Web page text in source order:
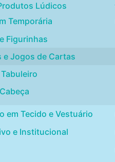
Lúdicos
Temporária
Figurinhas
e Jogos de Cartas
em Tecido e Vestuário
e Institucional